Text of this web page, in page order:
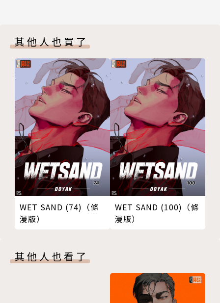
其他人也買了
WET SAND (74)（條
漫版）
WET SAND (100)（條
漫版）
其他人也看了